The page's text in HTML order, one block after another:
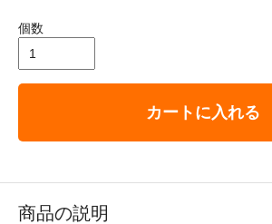
個数
カートに入れる
商品の説明